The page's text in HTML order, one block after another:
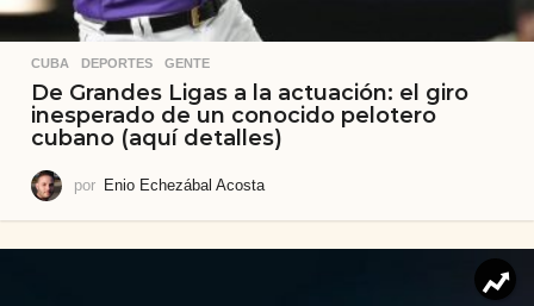
CUBA ,DEPORTES ,GENTE
De Grandes Ligas a la actuación: el giro
inesperado de un conocido pelotero
cubano (aquí detalles)
por Enio Echezábal Acosta